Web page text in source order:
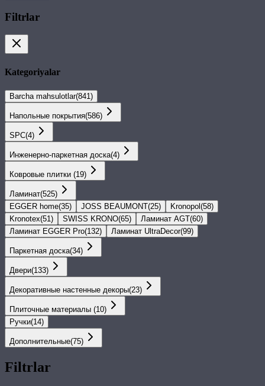
Filtrlar
Kategoriyalar
Barcha mahsulotlar(841 )
Напольные покрытия(586)
SPС(4)
Инженерно-паркетная доска(4)
Ковровые плитки (19)
Ламинат(525)
EGGER home(35) JOSS BEAUMONT(25) Kronopol (58)
Kronotex(51 ) SWISS KRONO(65) Ламинат AGT(60)
Ламинат EGGER Pro(132) Ламинат UltraDecor(99)
Паркетная доска(34)
Двери(133)
Декоративные настенные декоры(23)
Плиточные материалы (10)
Ручки(14)
Дополнительные(75)
Filtrlar